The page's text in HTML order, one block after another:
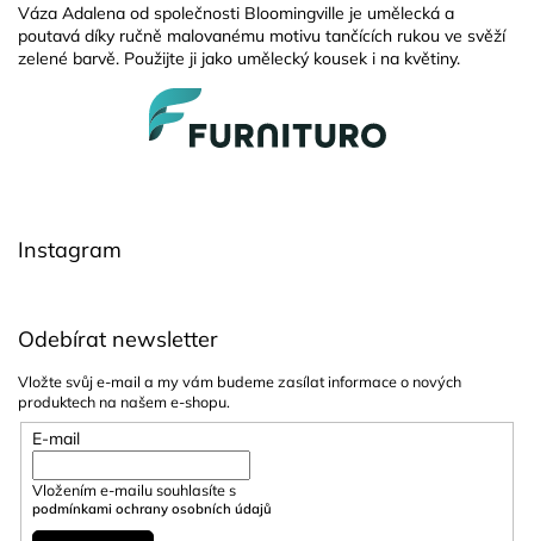
Váza Adalena od společnosti Bloomingville je umělecká a
poutavá díky ručně malovanému motivu tančících rukou ve svěží
zelené barvě. Použijte ji jako umělecký kousek i na květiny.
Instagram
Odebírat newsletter
Vložte svůj e-mail a my vám budeme zasílat informace o nových
produktech na našem e-shopu.
E-mail
Vložením e-mailu souhlasíte s
podmínkami ochrany osobních údajů